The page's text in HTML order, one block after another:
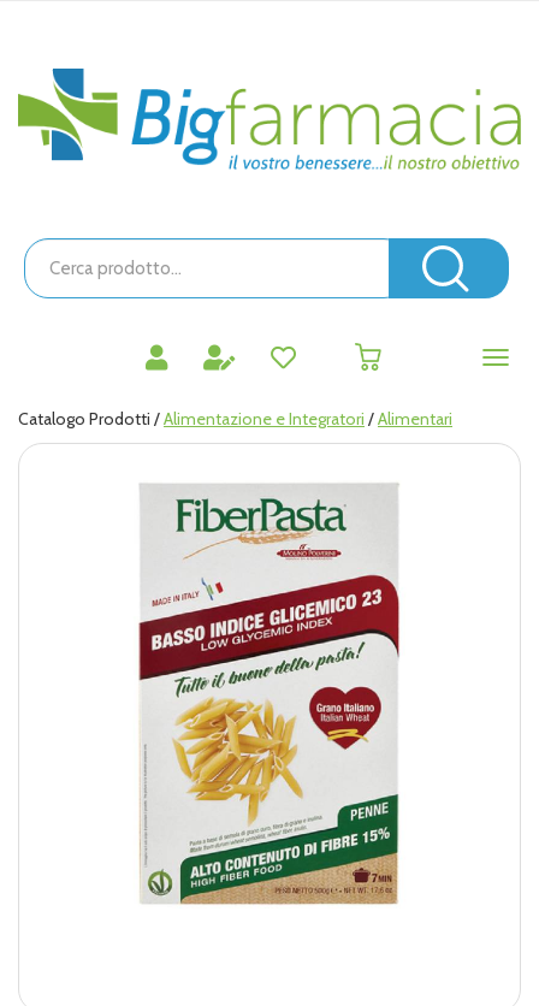
principaleBigfarmacia
Cerca
Prodotto
Catalogo Prodotti /Alimentazione e Integratori /Alimentari